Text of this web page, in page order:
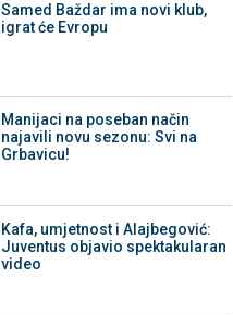
Samed Baždar ima novi klub,
igrat će Evropu
Manijaci na poseban način
najavili novu sezonu: Svi na
Grbavicu!
Kafa, umjetnost i Alajbegović:
Juventus objavio spektakularan
video